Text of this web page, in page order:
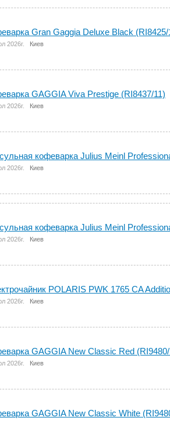
Gran Gaggia Deluxe Black (RI8425/
2026г. Киев
GAGGIA Viva Prestige (RI8437/11)
2026г. Киев
кофеварка Julius Meinl
2026г. Киев
кофеварка Julius Meinl
2026г. Киев
POLARIS PWK 1765 CA
2026г. Киев
GAGGIA New Classic Red
2026г. Киев
GAGGIA New Classic White